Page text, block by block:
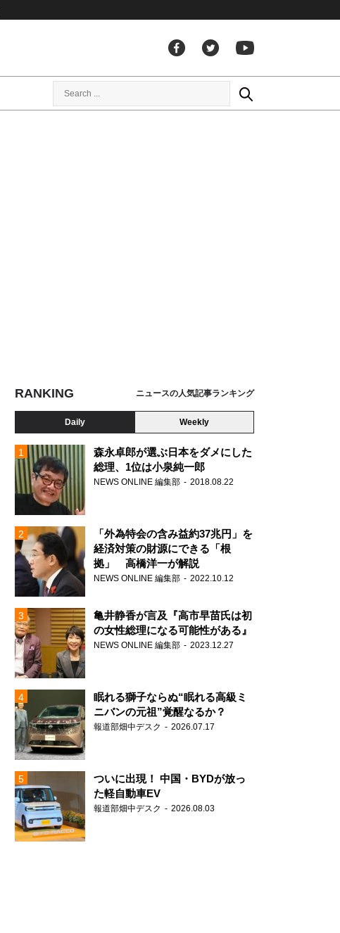
RANKING ニュースの人気記事ランキング
Daily Weekly
森永卓郎が選ぶ日本をダメにした
総理、1位は小泉純一郎
NEWS ONLINE 編集部 2018.08.22
「外為特会の含み益約37兆円」を
経済対策の財源にできる「根
拠」 高橋洋一が解説
NEWS ONLINE 編集部 2022.10.12
亀井静香が言及『高市早苗氏は初
の女性総理になる可能性がある』
NEWS ONLINE 編集部 2023.12.27
眠れる獅子ならぬ“眠れる高級ミ
ニバンの元祖”覚醒なるか？
報道部畑中デスク 2026.07.17
ついに出現！ 中国・BYDが放っ
た軽自動車EV
報道部畑中デスク 2026.08.03